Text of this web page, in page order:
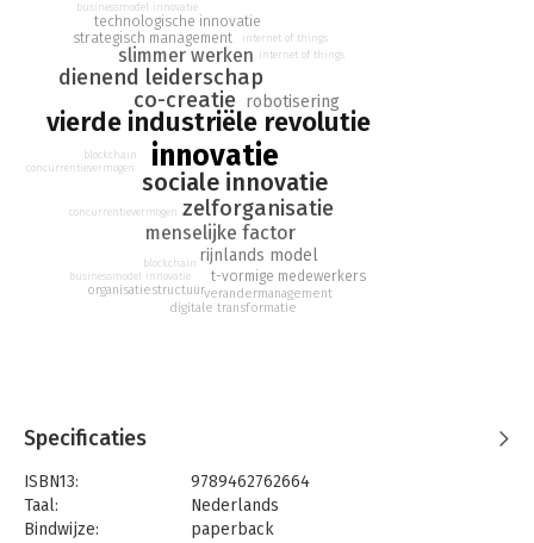
Innovatie Jij.nu: innovatie die vanuit de medewerker én de
manager komt. Dit boek ontvouwt de werking en het effect
daarvan.
innovatie
vierde industriële revolutie
sociale innovatie
co-creatie
zelforganisatie
dienend leiderschap
menselijke factor
slimmer werken
robotisering
rijnlands model
strategisch management
technologische innovatie
t-vormige medewerkers
verandermanagement
digitale transformatie
organisatiestructuur
concurrentievermogen
blockchain
businessmodel innovatie
internet of things
concurrentievermogen
blockchain
businessmodel innovatie
internet of things
Specificaties
ISBN13:
9789462762664
Taal:
Nederlands
Bindwijze:
paperback